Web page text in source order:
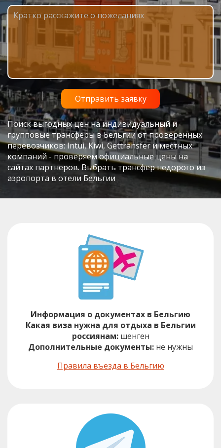
Поиск выгодных цен на индивидуальный и
групповые трансферы в Бельгии от проверенных
перевозчиков: Intui, Kiwi, Gettransfer и местных
компаний - проверяем официальные цены на
сайтах партнеров. Выбрать трансфер недорого из
аэропорта в отели Бельгии
Информация о документах в Бельгию
Какая виза нужна для отдыха в Бельгии
россиянам:шенген
Дополнительные документы: не нужны
Правила въезда в Бельгию